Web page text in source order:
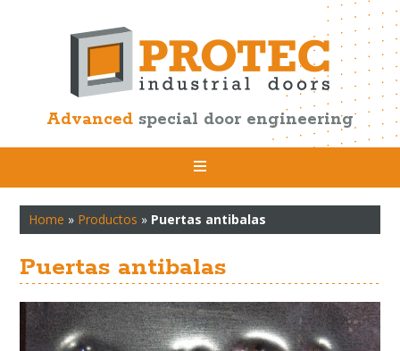
Advanced special door engineering
Home » Productos » Puertas antibalas
Puertas antibalas